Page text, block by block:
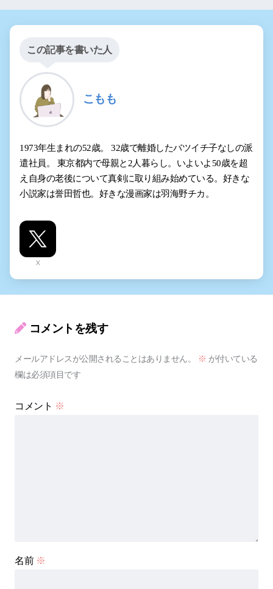
この記事を書いた人
こもも
1973年生まれの52歳。 32歳で離婚したバツイチ子なしの派
遣社員。 東京都内で母親と2人暮らし。いよいよ50歳を超
え自身の老後について真剣に取り組み始めている。好きな
小説家は誉田哲也。好きな漫画家は羽海野チカ。
X
コメントを残す
メールアドレスが公開されることはありません。 ※ が付いている
欄は必須項目です
コメント ※
名前 ※